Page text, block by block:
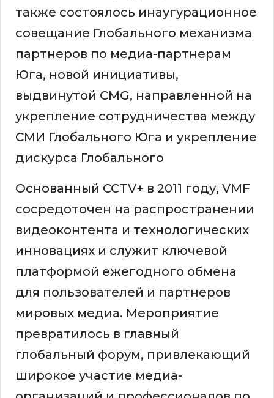
также состоялось инаугурационное
совещание Глобального механизма
партнеров по медиа-партнерам
Юга, новой инициативы,
выдвинутой CMG, направленной на
укрепление сотрудничества между
СМИ Глобального Юга и укрепление
дискурса Глобального
Основанный CCTV+ в 2011 году, VMF
сосредоточен на распространении
видеоконтента и технологических
инновациях и служит ключевой
платформой ежегодного обмена
для пользователей и партнеров
мировых медиа. Мероприятие
превратилось в главный
глобальный форум, привлекающий
широкое участие медиа-